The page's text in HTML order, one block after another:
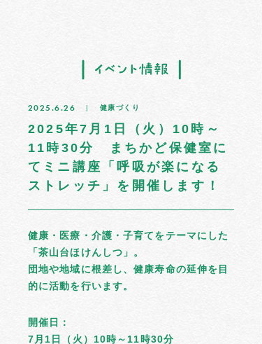
トップ
住民だより
イベント情報
募集掲示板
茶山のひと
まちの記憶
2025.6.26 健康づくり
2025年7月1日（火）10時～
11時30分 まちかど保健室に
てミニ講座「呼吸が楽になる
ストレッチ」を開催します！
健康・医療・介護・子育てをテーマにした
「茶山台ほけんしつ」。
団地や地域に根差し、健康寿命の延伸を目
的に活動を行います。
開催日：
7月1日（火）10時～11時30分